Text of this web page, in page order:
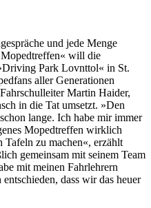
und jede Menge
will die
Park Lovnttol« in St.
aller Generationen
Martin Haider,
in die Tat umsetzt. »Den
lange. Ich habe mir immer
Mopedtreffen wirklich
zu machen«, erzählt
gemeinsam mit seinem Team
mit meinen Fahrlehrern
dass wir das heuer